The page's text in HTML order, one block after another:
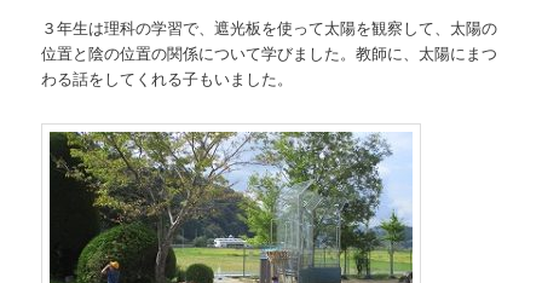
３年生は理科の学習で、遮光板を使って太陽を観察して、太陽の
位置と陰の位置の関係について学びました。教師に、太陽にまつ
わる話をしてくれる子もいました。